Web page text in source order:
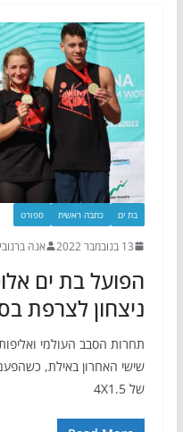
בת ים כתבה ראשית ספורט
13 בנובמבר 2022 אנה
הפועל בת ים
ניצחון לצרפת
תחרות הסבב העולמי
שישי האחרון באילת,
של 4X1.5